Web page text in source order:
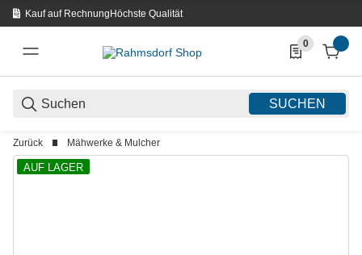
Kauf auf RechnungHöchste Qualität
SUCHEN
0
0 Produkte in
Zurück Mähwerke & Mulcher
AUF LAGER